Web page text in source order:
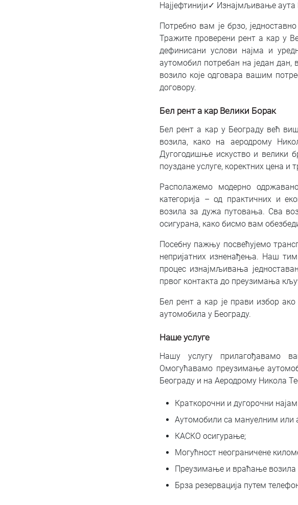
Најјефтинији✓ Изнајмљивање
Потребно вам је брзо,
Тражите проверени рент а кар у
дефинисани услови најма и
аутомобил потребан на један
возило које одговара вашим
договору.
Бел рент а кар Велики Борак
Бел рент а кар у Београду већ
возила, како на аеродрому
Дугогодишње искуство и велики
поуздане услуге, коректних цена и
Располажемо модерно
категорија – од практичних и
возила за дужа путовања. Сва
осигурана, како бисмо вам
Посебну пажњу посвећујемо
непријатних изненађења. Наш
процес изнајмљивања
првог контакта до преузимања
Бел рент а кар је прави избор
аутомобила у Београду.
Наше услуге
Нашу услугу прилагођавамо
Омогућавамо преузимање
Београду и на Аеродрому Никола
Краткорочни и дугорочни
Аутомобили са мануелним
КАСКО осигурање;
Могућност неограничене
Преузимање и враћање возила
Брза резервација путем